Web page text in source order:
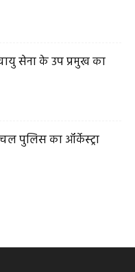
सेना के उप प्रमुख का
पुलिस का ऑर्केस्ट्रा